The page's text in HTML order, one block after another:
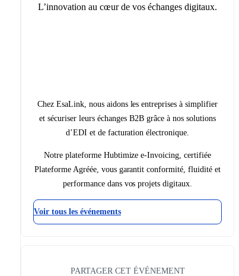
L’innovation au cœur de vos échanges digitaux.
Chez EsaLink, nous aidons les entreprises à simplifier
et sécuriser leurs échanges B2B grâce à nos solutions
d’EDI et de facturation électronique.
Notre plateforme Hubtimize e-Invoicing, certifiée
Plateforme Agréée, vous garantit conformité, fluidité et
performance dans vos projets digitaux.
Voir tous les événements
PARTAGER CET ÉVÉNEMENT